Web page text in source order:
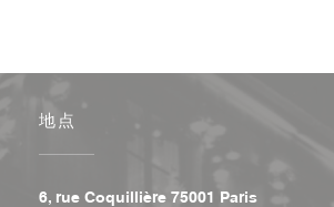
地点
6, rue Coquillière 75001 Paris